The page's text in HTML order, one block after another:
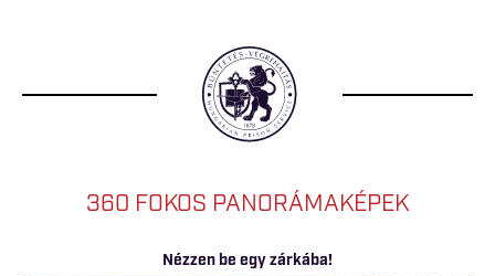
360 FOKOS PANORÁMAKÉPEK
Nézzen be egy zárkába!